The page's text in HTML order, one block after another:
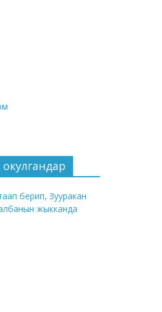
берип, Зууракан
жыкканда